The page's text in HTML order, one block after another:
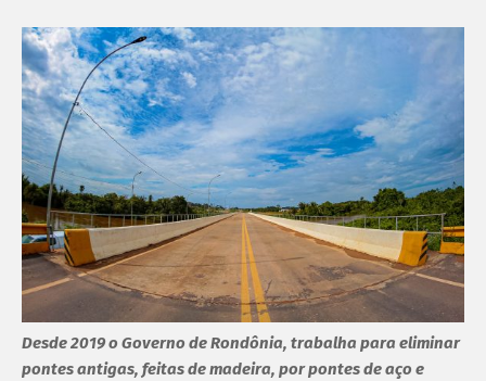
Desde 2019 o Governo de Rondônia, trabalha para eliminar
pontes antigas, feitas de madeira, por pontes de aço e